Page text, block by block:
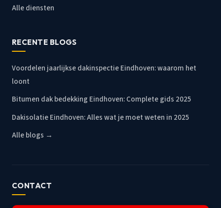
Alle diensten
RECENTE BLOGS
Voordelen jaarlijkse dakinspectie Eindhoven: waarom het
loont
Bitumen dak bedekking Eindhoven: Complete gids 2025
Dakisolatie Eindhoven: Alles wat je moet weten in 2025
Alle blogs →
CONTACT